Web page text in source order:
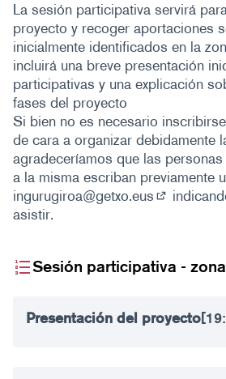
La sesión participativa servirá
proyecto y recoger aportaciones
inicialmente identificados en la
incluirá una breve presentación
participativas y una explicación
fases del proyecto
Si bien no es necesario
de cara a organizar debidamente
agradeceríamos que las
a la misma escriban previamente
ingurugiroa@getxo.eus
asistir.
Sesión participativa -
Presentación del proyecto